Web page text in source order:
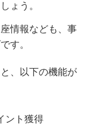
ょう。
情報なども、事
す。
、以下の機能が
ント獲得